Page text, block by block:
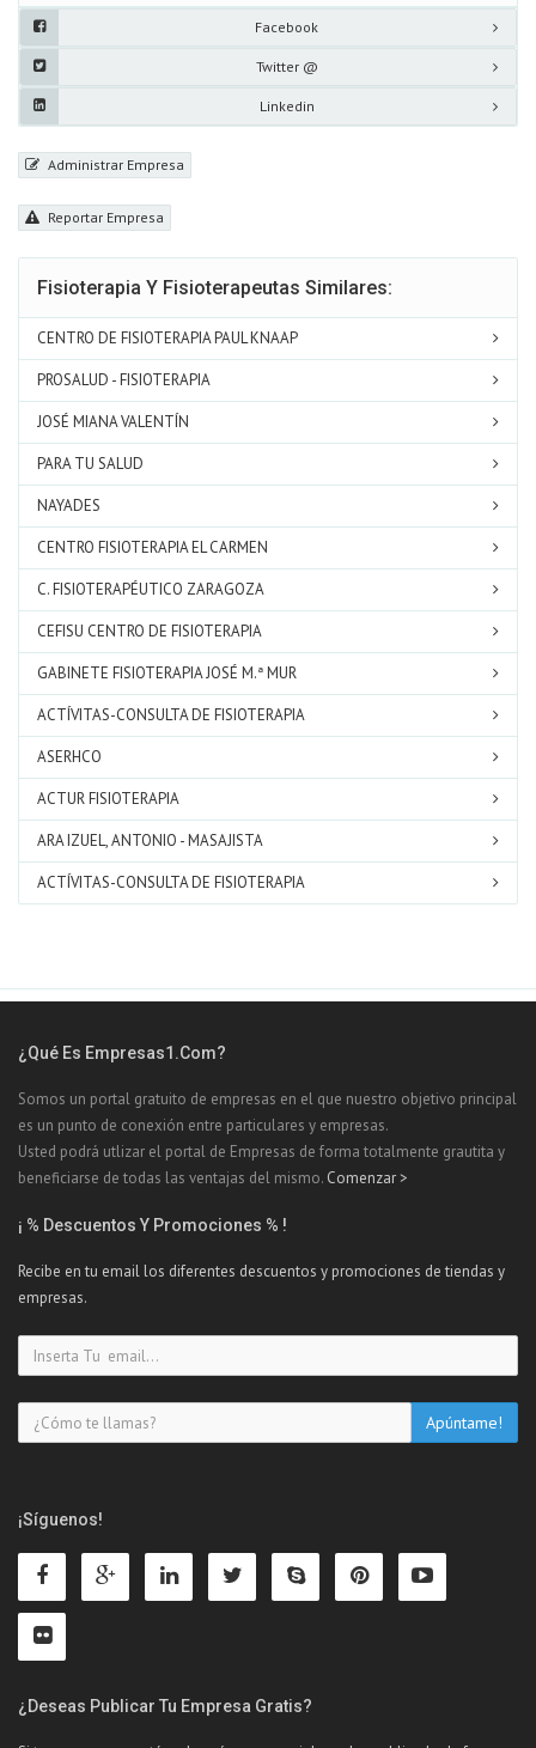
Facebook
Twitter @
Linkedin
Administrar Empresa
Reportar Empresa
Fisioterapia Y Fisioterapeutas Similares:
CENTRO DE FISIOTERAPIA PAUL KNAAP
PROSALUD - FISIOTERAPIA
JOSÉ MIANA VALENTÍN
PARA TU SALUD
NAYADES
CENTRO FISIOTERAPIA EL CARMEN
C. FISIOTERAPÉUTICO ZARAGOZA
CEFISU CENTRO DE FISIOTERAPIA
GABINETE FISIOTERAPIA JOSÉ M.ª MUR
ACTÍVITAS-CONSULTA DE FISIOTERAPIA
ASERHCO
ACTUR FISIOTERAPIA
ARA IZUEL, ANTONIO - MASAJISTA
ACTÍVITAS-CONSULTA DE FISIOTERAPIA
¿Qué Es Empresas1.com?
Somos un portal gratuito de empresas en el que nuestro objetivo principal
es un punto de conexión entre particulares y empresas.
Usted podrá utlizar el portal de Empresas de forma totalmente grautita y
beneficiarse de todas las ventajas del mismo. Comenzar >
¡ % Descuentos Y Promociones % !
Recibe en tu email los diferentes descuentos y promociones de tiendas y
empresas.
¡Síguenos!
¿Deseas Publicar Tu Empresa Gratis?